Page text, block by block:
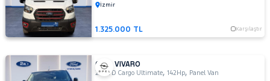
TOYOTA
TRAKTÖR
VOLVO
İzmir
1.325.000 TL Karşılaştır
OPEL VIVARO
2.0 TD Cargo Ultimate,142Hp, Panel Van